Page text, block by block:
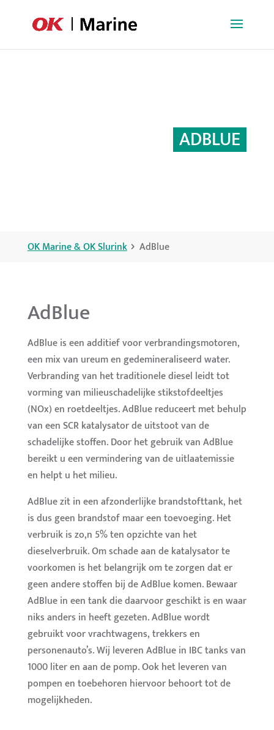
ADBLUE
OK Marine & OK Slurink AdBlue
AdBlue
AdBlue is een additief voor verbrandingsmotoren,
een mix van ureum en gedemineraliseerd water.
Verbranding van het traditionele diesel leidt tot
vorming van milieuschadelijke stikstofdeeltjes
(NOx) en roetdeeltjes. AdBlue reduceert met behulp
van een SCR katalysator de uitstoot van de
schadelijke stoffen. Door het gebruik van AdBlue
bereikt u een vermindering van de uitlaatemissie
en helpt u het milieu.
AdBlue zit in een afzonderlijke brandstofttank, het
is dus geen brandstof maar een toevoeging. Het
verbruik is zo,n 5% ten opzichte van het
dieselverbruik. Om schade aan de katalysator te
voorkomen is het belangrijk om te zorgen dat er
geen andere stoffen bij de AdBlue komen. Bewaar
AdBlue in een tank die daarvoor geschikt is en waar
niks anders in heeft gezeten. AdBlue wordt
gebruikt voor vrachtwagens, trekkers en
personenauto’s. Wij leveren AdBlue in IBC tanks van
1000 liter en aan de pomp. Ook het leveren van
pompen en toebehoren hiervoor behoort tot de
mogelijkheden.